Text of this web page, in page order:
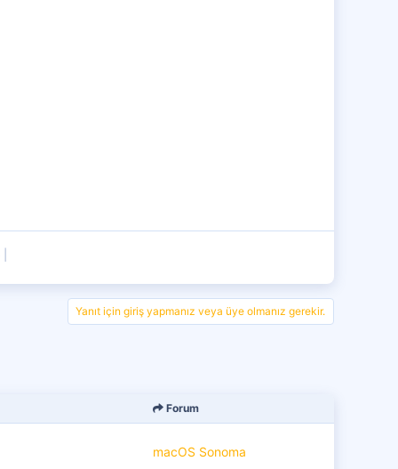
Yanıt için giriş yapmanız veya üye olmanız gerekir.
Forum
macOS Sonoma